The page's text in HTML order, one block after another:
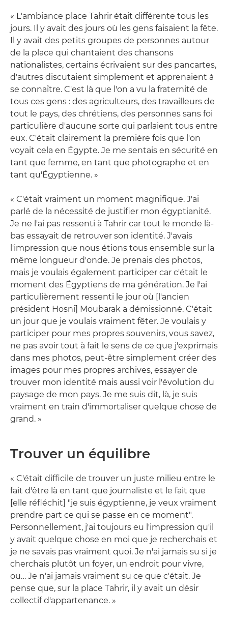
« L'ambiance place Tahrir était différente tous les
jours. Il y avait des jours où les gens faisaient la fête.
Il y avait des petits groupes de personnes autour
de la place qui chantaient des chansons
nationalistes, certains écrivaient sur des pancartes,
d'autres discutaient simplement et apprenaient à
se connaître. C'est là que l'on a vu la fraternité de
tous ces gens : des agriculteurs, des travailleurs de
tout le pays, des chrétiens, des personnes sans foi
particulière d'aucune sorte qui parlaient tous entre
eux. C'était clairement la première fois que l'on
voyait cela en Égypte. Je me sentais en sécurité en
tant que femme, en tant que photographe et en
tant qu'Égyptienne. »
« C'était vraiment un moment magnifique. J'ai
parlé de la nécessité de justifier mon égyptianité.
Je ne l'ai pas ressenti à Tahrir car tout le monde là-
bas essayait de retrouver son identité. J'avais
l'impression que nous étions tous ensemble sur la
même longueur d'onde. Je prenais des photos,
mais je voulais également participer car c'était le
moment des Égyptiens de ma génération. Je l'ai
particulièrement ressenti le jour où [l'ancien
président Hosni] Moubarak a démissionné. C'était
un jour que je voulais vraiment fêter. Je voulais y
participer pour mes propres souvenirs, vous savez,
ne pas avoir tout à fait le sens de ce que j'exprimais
dans mes photos, peut-être simplement créer des
images pour mes propres archives, essayer de
trouver mon identité mais aussi voir l'évolution du
paysage de mon pays. Je me suis dit, là, je suis
vraiment en train d'immortaliser quelque chose de
grand. »
Trouver un équilibre
« C'était difficile de trouver un juste milieu entre le
fait d'être là en tant que journaliste et le fait que
[elle réfléchit] "je suis égyptienne, je veux vraiment
prendre part ce qui se passe en ce moment".
Personnellement, j'ai toujours eu l'impression qu'il
y avait quelque chose en moi que je recherchais et
je ne savais pas vraiment quoi. Je n'ai jamais su si je
cherchais plutôt un foyer, un endroit pour vivre,
ou… Je n'ai jamais vraiment su ce que c'était. Je
pense que, sur la place Tahrir, il y avait un désir
collectif d'appartenance. »